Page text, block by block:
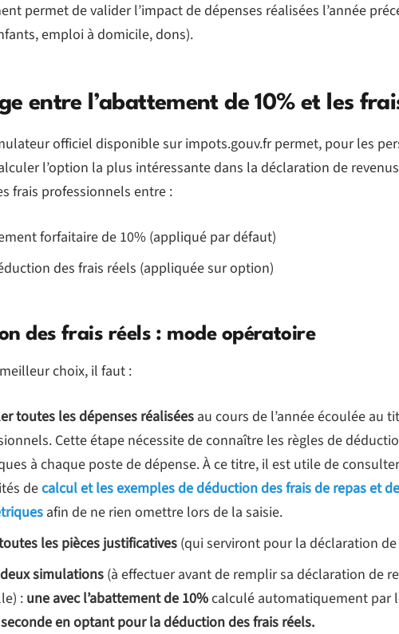
permet de valider l’impact de dépenses réalisées l’année
emploi à domicile, dons).
entre l’abattement de 10% et les
officiel disponible sur impots.gouv.fr permet, pour les
l’option la plus intéressante dans la déclaration de
frais professionnels entre :
forfaitaire de 10% (appliqué par défaut)
des frais réels (appliquée sur option)
des frais réels : mode opératoire
choix, il faut :
toutes les dépenses réaliséesau cours de l’année écoulée au
Cette étape nécessite de connaître les règles de
à chaque poste de dépense. À ce titre, il est utile de
decalcul et les exemples de déduction des frais de repas et
afin de ne rien omettre lors de la saisie.
les pièces justificatives(qui serviront pour la déclaration de
simulations(à effectuer avant de remplir sa déclaration de
: une avec l’abattement de 10%calculé automatiquement par
en optant pour la déduction des frais réels.